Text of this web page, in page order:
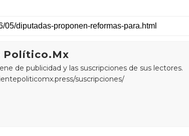
Político.Mx
de publicidad y las suscripciones de sus lectores.
suscripciones/